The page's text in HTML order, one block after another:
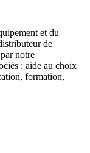
et du
de
notre
: aide au choix
formation,